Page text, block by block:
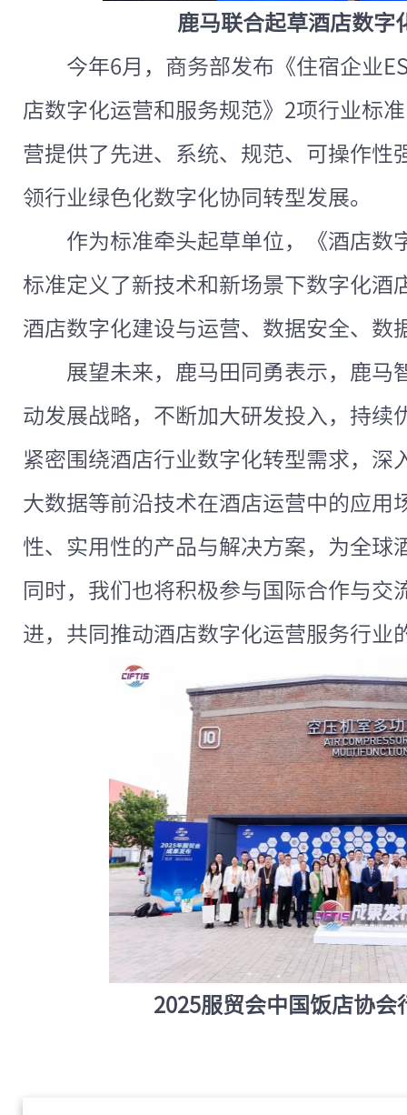
鹿马联合起草酒店数字
今年6月，商务部发布《住宿企业
店数字化运营和服务规范》2项行业标
营提供了先进、系统、规范、可操作性
领行业绿色化数字化协同转型发展。
作为标准牵头起草单位，《酒店数
标准定义了新技术和新场景下数字化酒
酒店数字化建设与运营、数据安全、数
展望未来，鹿马田同勇表示，鹿马
动发展战略，不断加大研发投入，持
紧密围绕酒店行业数字化转型需求，深
大数据等前沿技术在酒店运营中的应用
性、实用性的产品与解决方案，为全球
同时，我们也将积极参与国际合作与交
进，共同推动酒店数字化运营服务行
2025服贸会中国饭店协会